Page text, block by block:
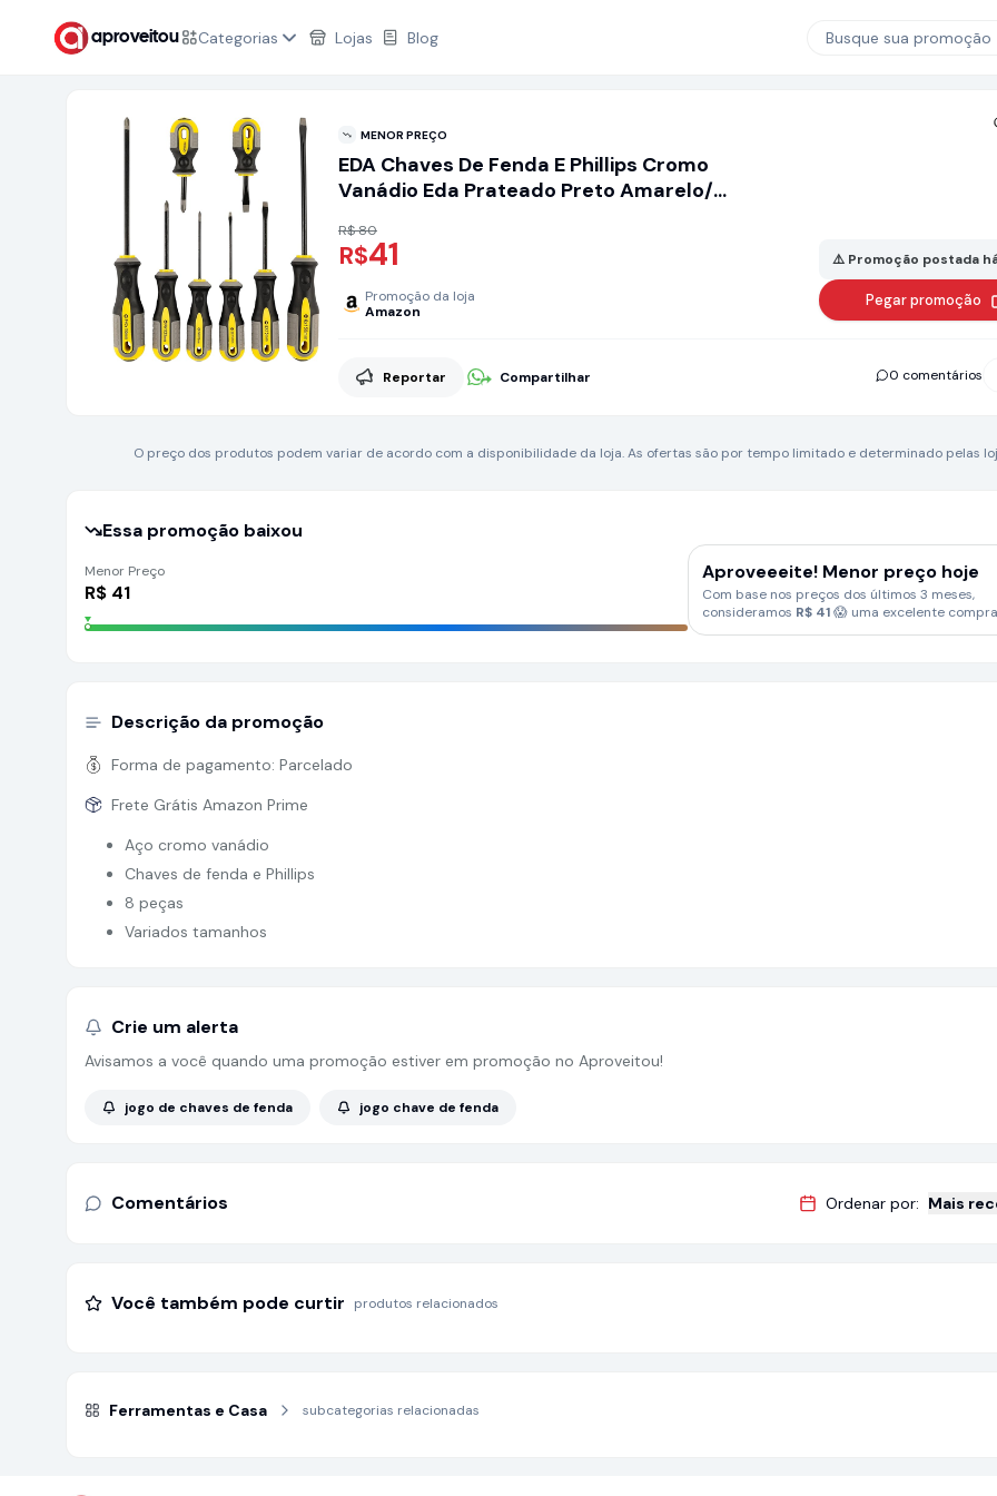
aproveitou Categorias Lojas Blog Busque sua promoção
MENOR PREÇO
EDA Chaves De Fenda E Phillips Cromo
Vanádio Eda Prateado Preto Amarelo/
R$ 80
R$41
Promoção da loja
Amazon
⚠️ Promoção postada
Pegar promoção
Reportar Compartilhar 0 comentários
O preço dos produtos podem variar de acordo com a disponibilidade da loja. As ofertas são por tempo limitado e determinado pelas
Essa promoção baixou
Menor Preço
R$ 41
Aproveeeite! Menor preço hoje
Com base nos preços dos últimos 3 meses,
consideramos R$ 41 😱 uma excelente
Descrição da promoção
Forma de pagamento: Parcelado
Frete Grátis Amazon Prime
Aço cromo vanádio
Chaves de fenda e Phillips
8 peças
Variados tamanhos
Crie um alerta
Avisamos a você quando uma promoção estiver em promoção no Aproveitou!
jogo de chaves de fenda jogo chave de fenda
Comentários Ordenar por: Mais
Você também pode curtir produtos relacionados
Ferramentas e Casa subcategorias relacionadas